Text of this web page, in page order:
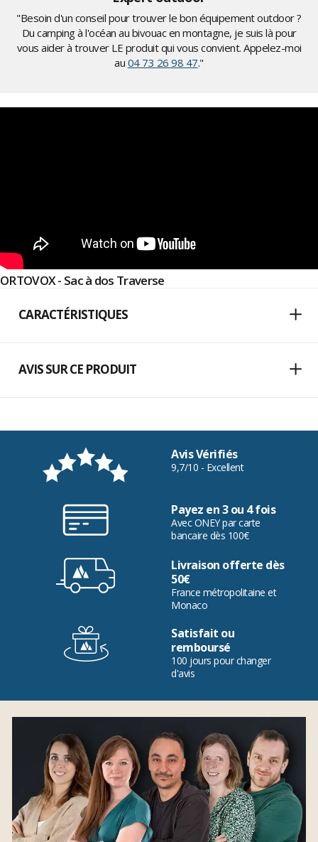
"Besoin d'un conseil pour trouver le bon équipement outdoor ?
Du camping à l'océan au bivouac en montagne, je suis là pour
vous aider à trouver LE produit qui vous convient. Appelez-moi
au 04 73 26 98 47."
ORTOVOX - Sac à dos Traverse
CARACTÉRISTIQUES
AVIS SUR CE PRODUIT
Avis Vérifiés
9,7/10 - Excellent
Payez en 3 ou 4 fois
Avec ONEY par carte
bancaire dès 100€
Livraison offerte dès
50€
France métropolitaine et
Monaco
Satisfait ou
remboursé
100 jours pour changer
d'avis